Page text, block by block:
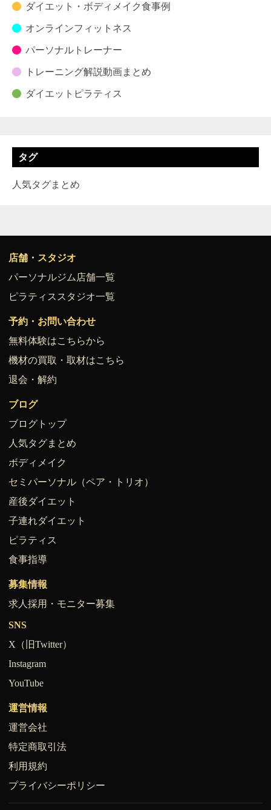
ダイエット・ボディメイク食事例
オンラインフィットネス
パーソナルトレーナー
トレーニング解説動画まとめ
ダイエットピラティス
タグ
人気タグまとめ
店舗・スタジオ
パーソナルジム店舗一覧
ピラティススタジオ一覧
予約・お問い合わせ
無料体験はこちらから
機材の買取・取材はこちら
退会・解約
ブログ
ブログトップ
人気タグまとめ
ボディメイク
セミパーソナル（ペア・トリオ）
産後ダイエット
子連れダイエット
ピラティス
食事指導
募集情報
求人採用・モニター募集
SNS
X（旧Twitter）
Instagram
YouTube
運営情報
運営会社
特定商取引法
利用規約
プライバシーポリシー